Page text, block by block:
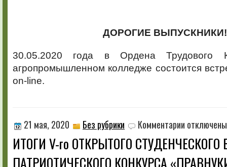
ДОРОГИЕ ВЫПУСКНИКИ!
30.05.2020 года в Ордена Трудового
агропромышленном колледже состоится
on-line.
21 мая, 2020 Без рубрики Комментарии записи
ИТОГИ
V-
го
отключены
ИТОГИ V-го ОТКРЫТОГО СТУДЕНЧЕСКОГО
ПАТРИОТИЧЕСКОГО КОНКУРСА